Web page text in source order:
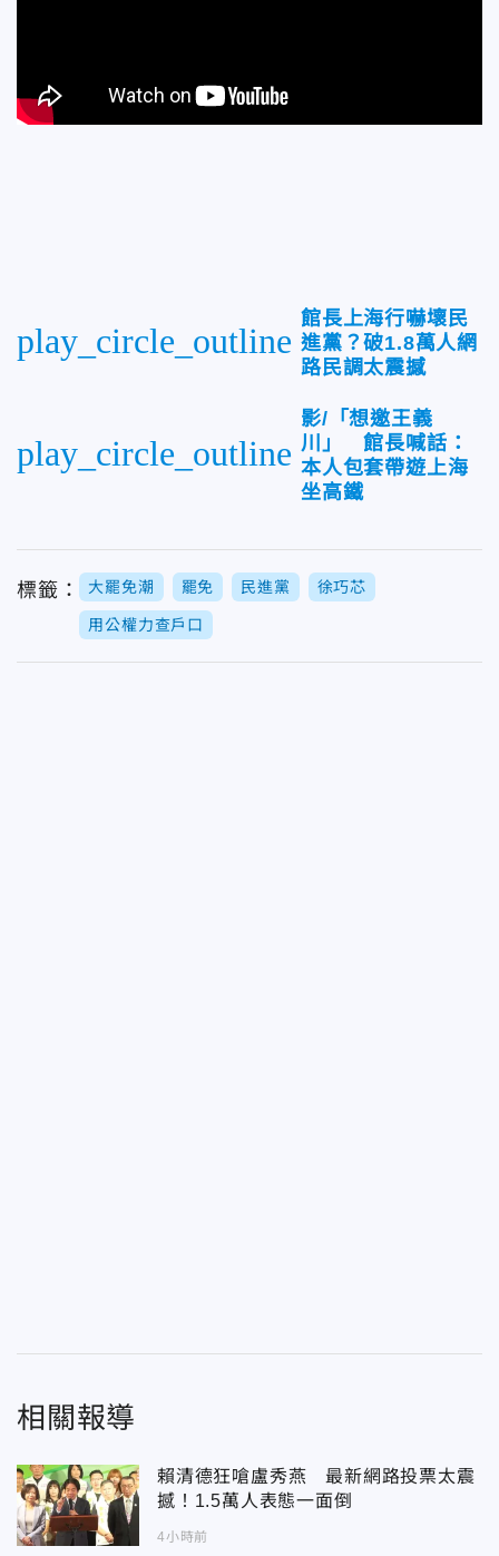
play_circle_outline
館長上海行嚇壞民
進黨？破1.8萬人網
路民調太震撼
play_circle_outline
影/「想邀王義
川」 館長喊話：
本人包套帶遊上海
坐高鐵
標籤： 大罷免潮 罷免 民進黨 徐巧芯
用公權力查戶口
相關報導
賴清德狂嗆盧秀燕 最新網路投票太震
撼！1.5萬人表態一面倒
4小時前